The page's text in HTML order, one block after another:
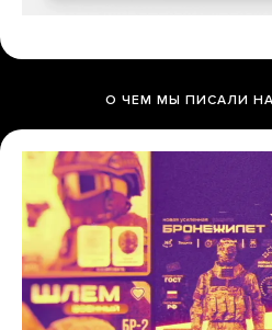
О ЧЕМ МЫ ПИСАЛИ